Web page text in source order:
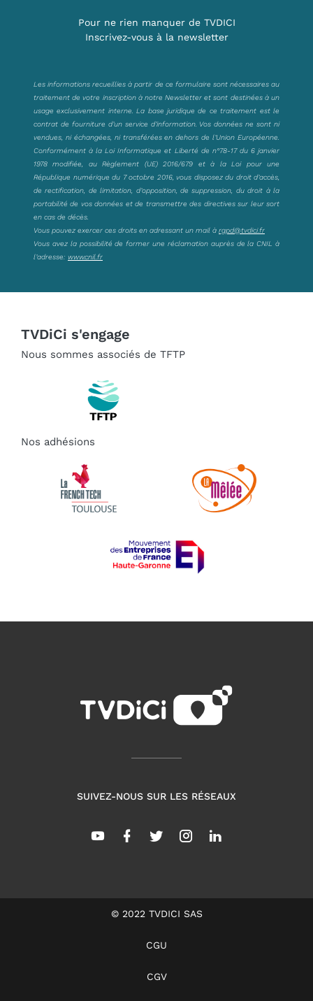
Pour ne rien manquer de TVDICI
Inscrivez-vous à la newsletter
Les informations recueillies à partir de ce formulaire sont nécessaires au
traitement de votre inscription à notre Newsletter et sont destinées à un
usage exclusivement interne. La base juridique de ce traitement est le
contrat de fourniture d’un service d’information. Vos données ne sont ni
vendues, ni échangées, ni transférées en dehors de l’Union Européenne.
Conformément à la Loi Informatique et Liberté de n°78-17 du 6 janvier
1978 modifiée, au Règlement (UE) 2016/679 et à la Loi pour une
République numérique du 7 octobre 2016, vous disposez du droit d’accès,
de rectification, de limitation, d’opposition, de suppression, du droit à la
portabilité de vos données et de transmettre des directives sur leur sort
en cas de décès.
Vous pouvez exercer ces droits en adressant un mail à rgpd@tvdici.fr
Vous avez la possibilité de former une réclamation auprès de la CNIL à
l’adresse: www.cnil.fr
TVDiCi s'engage
Nous sommes associés de TFTP
Nos adhésions
SUIVEZ-NOUS SUR LES RÉSEAUX
© 2022 TVDICI SAS
CGU
CGV